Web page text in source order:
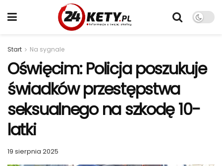
Start Na sygnale
Oświęcim: Policja poszukuje
świadków przestępstwa
seksualnego na szkodę 10-
latki
19 sierpnia 2025